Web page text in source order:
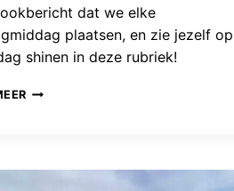
dat we elke
plaatsen, en zie jezelf op
shinen in deze rubriek!
VANGSTEN